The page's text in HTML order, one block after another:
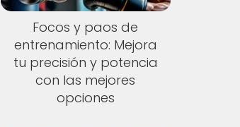
Focos y paos de
entrenamiento: Mejora
tu precisión y potencia
con las mejores
opciones